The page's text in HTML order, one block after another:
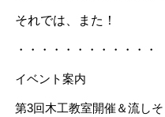
それでは、また！
・・・・・・・・・・・・
イベント案内
第3回木工教室開催＆流し